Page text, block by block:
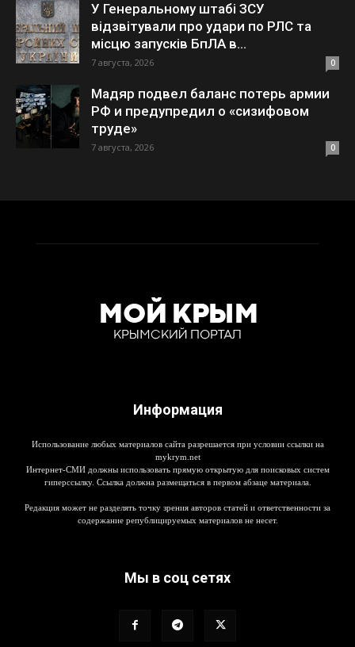
У Генеральному штабі ЗСУ
відзвітували про удари по РЛС та
місцю запусків БпЛА в...
7 августа, 2026 0
Мадяр подвел баланс потерь армии
РФ и предупредил о «сизифовом
труде»
7 августа, 2026 0
Информация
Использование любых материалов сайта разрешается при условии ссылки на
mykrym.net
Интернет-СМИ должны использовать прямую открытую для поисковых систем
гиперссылку. Ссылка должна размещаться в первом абзаце материала.
Редакция может не разделять точку зрения авторов статей и ответственности за
содержание републицируемых материалов не несет.
Мы в соц сетях